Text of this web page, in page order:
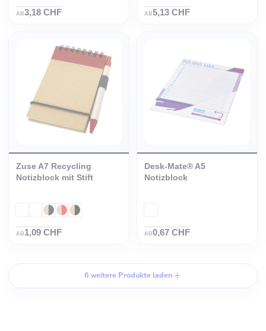
AB3,18 CHF AB5,13 CHF
Zuse A7 Recycling
Notizblock mit Stift
AB 1,09 CHF
Desk-Mate® A5
Notizblock
AB0,67 CHF
6 weitere Produkte laden